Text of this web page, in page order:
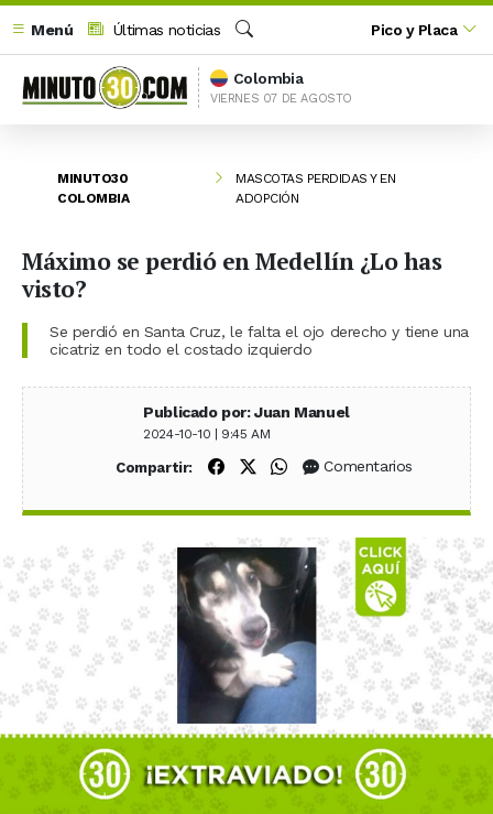
Menú
Últimas noticias
Buscar
Pico y Placa
Colombia
VIERNES 07 DE AGOSTO
MINUTO30
COLOMBIA
MASCOTAS PERDIDAS Y EN
ADOPCIÓN
Máximo se perdió en Medellín ¿Lo has
visto?
Se perdió en Santa Cruz, le falta el ojo derecho y tiene una
cicatriz en todo el costado izquierdo
Publicado por: Juan Manuel
2024-10-10 | 9:45 AM
Compartir: Compartir en Facebook
Compartir en X (Twitter)
Compartir en WhatsApp
Comentarios